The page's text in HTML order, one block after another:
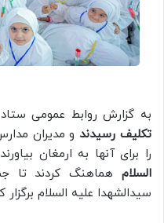
به گزارش روابط عمومی ستاد
تکلیف رسیدند و مدیران
را برای آنها به ارمغان
السلام هماهنگ کردند تا
سیدالشهدا علیه السلام برگزار